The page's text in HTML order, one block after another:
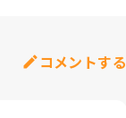
コメントする